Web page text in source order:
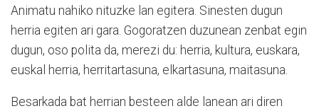
Animatu nahiko nituzke lan egitera. Sinesten dugun
herria egiten ari gara. Gogoratzen duzunean zenbat egin
dugun, oso polita da, merezi du: herria, kultura, euskara,
euskal herria, herritartasuna, elkartasuna, maitasuna.
Besarkada bat herrian besteen alde lanean ari diren